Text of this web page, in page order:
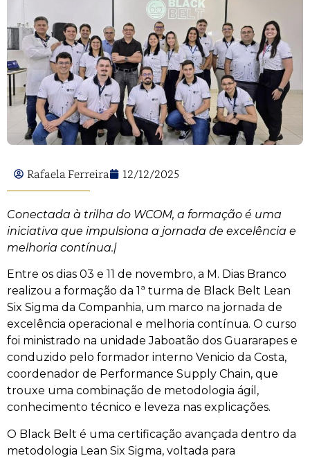
Rafaela Ferreira 12/12/2025
Conectada à trilha do WCOM, a formação é uma
iniciativa que impulsiona a jornada de excelência e
melhoria contínua.|
Entre os dias 03 e 11 de novembro, a M. Dias Branco
realizou a formação da 1ª turma de Black Belt Lean
Six Sigma da Companhia, um marco na jornada de
excelência operacional e melhoria contínua. O curso
foi ministrado na unidade Jaboatão dos Guararapes e
conduzido pelo formador interno Venicio da Costa,
coordenador de Performance Supply Chain, que
trouxe uma combinação de metodologia ágil,
conhecimento técnico e leveza nas explicações.
O Black Belt é uma certificação avançada dentro da
metodologia Lean Six Sigma, voltada para